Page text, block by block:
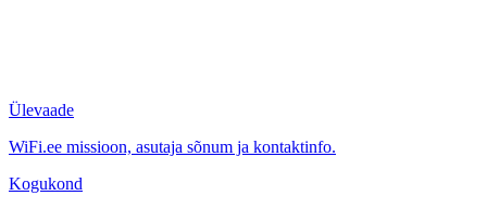
Ülevaade
WiFi.ee missioon, asutaja sõnum ja kontaktinfo.
Kogukond